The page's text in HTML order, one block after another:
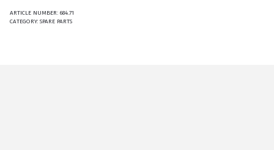
ARTICLE NUMBER: 684.71
CATEGORY: SPARE PARTS